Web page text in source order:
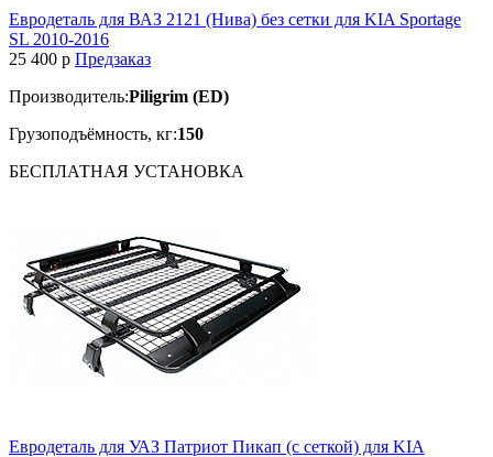
Евродеталь для ВАЗ 2121 (Нива) без сетки для KIA Sportage
SL 2010-2016
25 400 p Предзаказ
Производитель:Piligrim (ED)
Грузоподъёмность, кг:150
БЕСПЛАТНАЯ УСТАНОВКА
Евродеталь для УАЗ Патриот Пикап (с сеткой) для KIA